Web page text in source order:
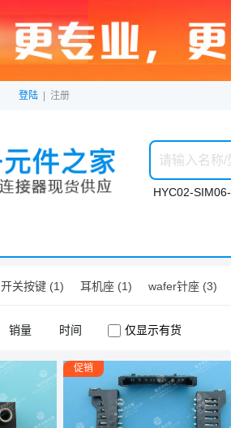
登陆 注册
HYC02-
开关按键 (1) 耳机座 (1) wafer针座 (3)
销量 时间 仅显示有货
促销